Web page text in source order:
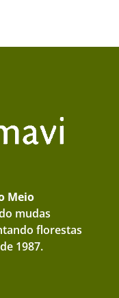
Meio
mudas
florestas
1987.